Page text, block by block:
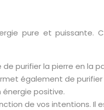
pure et puissante.
purifier la pierre en la
également de
positive.
de vos intentions. Il